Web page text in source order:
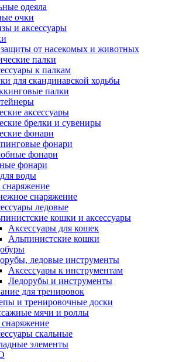
одеяла
очки
и аксессуары
защиты от насекомых и животных
палки
к палкам
для скандинавской ходьбы
палки
аксессуары
брелки и сувениры
фонари
фонари
фонари
фонари
воды
снаряжение
ледовые
кошки и аксессуары
Аксессуары для кошек
Альпинистские кошки
ледовые инструменты
Аксессуары к инструментам
Ледорубы и инструменты
для тренировок
и тренировочные доски
мячи и роллы
скальные
элементы